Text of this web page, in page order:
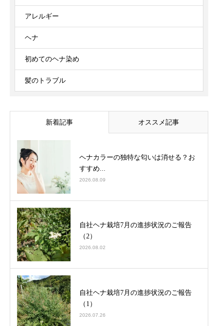
アレルギー
ヘナ
初めてのヘナ染め
髪のトラブル
新着記事 オススメ記事
ヘナカラーの独特な匂いは消せる？お
すすめ...
2026.08.09
自社ヘナ栽培7月の進捗状況のご報告
（2）
2026.08.02
自社ヘナ栽培7月の進捗状況のご報告
（1）
2026.07.26